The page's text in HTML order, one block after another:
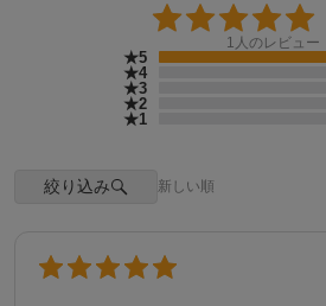
1 人のレビュー
★5
★4
★3
★2
★1
絞り込み 新しい順